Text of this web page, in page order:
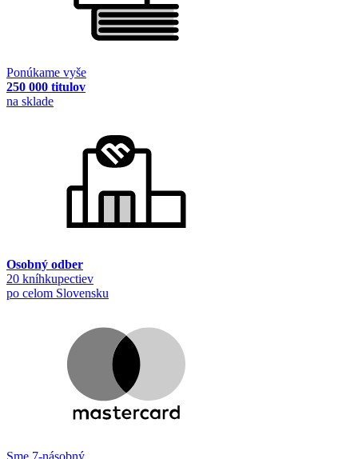
Ponúkame vyše
250 000 titulov
na sklade
Osobný odber
20 kníhkupectiev
po celom Slovensku